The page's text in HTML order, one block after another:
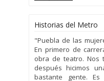
Historias del Metro
"Puebla de las
En primero de
obra de teatro. Nos
después hicimos
bastante gente.